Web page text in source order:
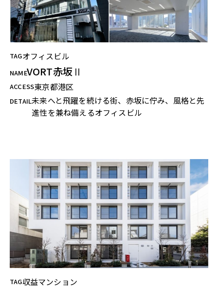
TAGオフィスビル
NAMEVORT赤坂Ⅱ
ACCESS東京都港区
DETAIL未来へと飛躍を続ける街、赤坂に佇み、風格と先
進性を兼ね備えるオフィスビル
TAG収益マンション